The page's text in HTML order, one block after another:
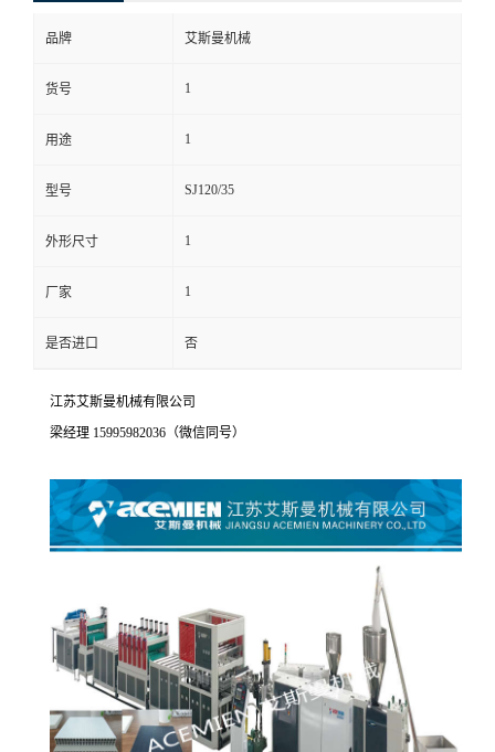
品牌 艾斯曼机械
货号 1
用途 1
型号 SJ120/35
外形尺寸 1
厂家 1
是否进口 否
江苏艾斯曼机械有限公司
梁经理 15995982036（微信同号）